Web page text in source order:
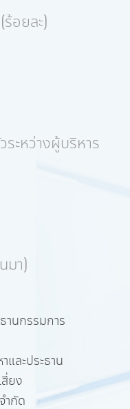
อยละ)
ะหว่างผู้บริหาร
มา)
านกรรมการ
และประธาน
ยง
ำกัด